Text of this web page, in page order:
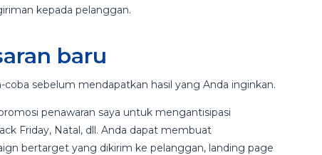
kepada pelanggan.
baru
sebelum mendapatkan hasil yang Anda inginkan.
penawaran saya untuk mengantisipasi
Friday, Natal, dll. Anda dapat membuat
bertarget yang dikirim ke pelanggan, landing page